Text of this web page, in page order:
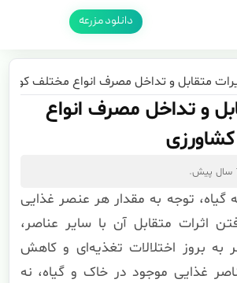
دانلود مزرعه
متقابل و تداخل مصرف انواع مختلف کود
و تداخل مصرف انواع
.
گیاه، توجه به مقدار هر عنصر غذایی
اثرات متقابل آن با سایر عناصر،
بروز اختلالات تغذیه‌ای و کاهش
غذایی موجود در خاک و گیاه، نه